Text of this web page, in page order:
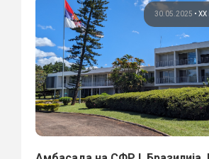
30.05.2025 • ХХ